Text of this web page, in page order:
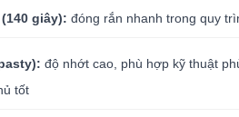
giây): đóng rắn nhanh trong quy
độ nhớt cao, phù hợp kỹ thuật
tốt